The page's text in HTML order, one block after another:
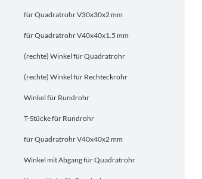
für Quadratrohr V30x30x2 mm
für Quadratrohr V40x40x1.5 mm
(rechte) Winkel für Quadratrohr
(rechte) Winkel für Rechteckrohr
Winkel für Rundrohr
T-Stücke für Rundrohr
für Quadratrohr V40x40x2 mm
Winkel mit Abgang für Quadratrohr